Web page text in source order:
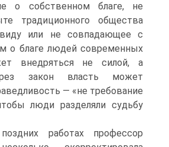
о собственном благе, не
традиционного общества
или не совпадающее с
о благе людей современных
внедряться не силой, а
закон власть может
— «не требование
люди разделяли судьбу
работах профессор